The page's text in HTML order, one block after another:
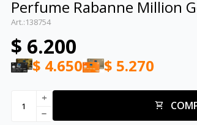
Perfume Rabanne Million
138754
$ 6.200
$ 4.650 $ 5.270
add
remove